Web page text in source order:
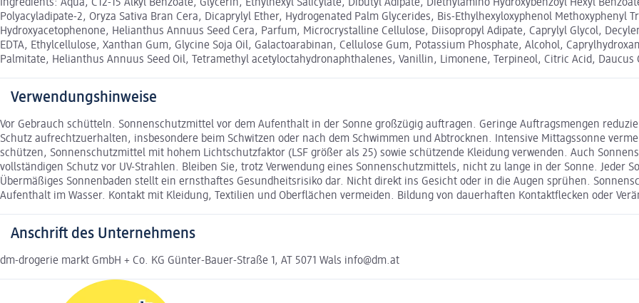
Ingredients: Aqua, C12-15 Alkyl Benzoate, Glycerin, Ethylhexyl Salicylate, Dibutyl Adipate, Diethylamino Hydroxybenzoyl Hexyl
Polyacyladipate-2, Oryza Sativa Bran Cera, Dicaprylyl Ether, Hydrogenated Palm Glycerides, Bis-Ethylhexyloxyphenol Methoxyphenyl
Hydroxyacetophenone, Helianthus Annuus Seed Cera, Parfum, Microcrystalline Cellulose, Diisopropyl Adipate, Caprylyl Glycol,
EDTA, Ethylcellulose, Xanthan Gum, Glycine Soja Oil, Galactoarabinan, Cellulose Gum, Potassium Phosphate, Alcohol,
Palmitate, Helianthus Annuus Seed Oil, Tetramethyl acetyloctahydronaphthalenes, Vanillin, Limonene, Terpineol, Citric Acid, Daucus
Verwendungshinweise
Vor Gebrauch schütteln. Sonnenschutzmittel vor dem Aufenthalt in der Sonne großzügig auftragen. Geringe Auftragsmengen
Schutz aufrechtzuerhalten, insbesondere beim Schwitzen oder nach dem Schwimmen und Abtrocknen. Intensive Mittagssonne
schützen, Sonnenschutzmittel mit hohem Lichtschutzfaktor (LSF größer als 25) sowie schützende Kleidung verwenden. Auch
vollständigen Schutz vor UV-Strahlen. Bleiben Sie, trotz Verwendung eines Sonnenschutzmittels, nicht zu lange in der Sonne. Jeder
Übermäßiges Sonnenbaden stellt ein ernsthaftes Gesundheitsrisiko dar. Nicht direkt ins Gesicht oder in die Augen sprühen.
Aufenthalt im Wasser. Kontakt mit Kleidung, Textilien und Oberflächen vermeiden. Bildung von dauerhaften Kontaktflecken oder
Anschrift des Unternehmens
dm-drogerie markt GmbH + Co. KG Günter-Bauer-Straße 1, AT 5071 Wals info@dm.at